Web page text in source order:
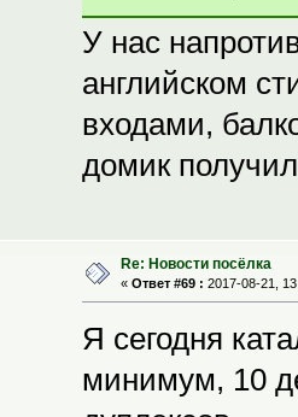
У нас
английском
входами,
домик
Re: Новости посёлка
« Ответ #69 : 2017-08-21,
Я сегодня
минимум, 10